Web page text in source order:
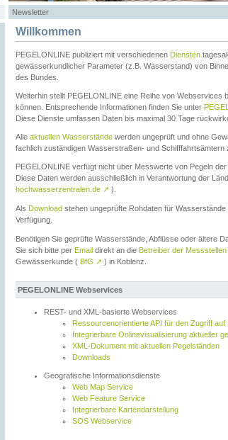
Newsletter
Willkommen
PEGELONLINE publiziert mit verschiedenen Diensten
gewässerkundlicher Parameter (z.B. Wasserstand) von
des Bundes.
Weiterhin stellt PEGELONLINE eine Reihe von Webservices
können. Entsprechende Informationen finden Sie unter
Diese Dienste umfassen Daten bis maximal 30 Tage
Alle aktuellen Wasserstände werden ungeprüft und ohne
fachlich zuständigen Wasserstraßen- und Schifffahrtsämtern
PEGELONLINE verfügt nicht über Messwerte von Pegeln der
Diese Daten werden ausschließlich in Verantwortung der
hochwasserzentralen.de ↗ ).
Als Download stehen ungeprüfte Rohdaten für
Verfügung.
Benötigen Sie geprüfte Wasserstände, Abflüsse oder ältere
Sie sich bitte per Email direkt an die Betreiber der Messstellen
Gewässerkunde ( BfG ↗ ) in Koblenz.
PEGELONLINE Webservices
REST- und XML-basierte Webservices
Ressourcenorientierte API für den Zugriff auf
Integrierbare Onlinevisualisierung aktueller
XML-Dokument mit aktuellen Pegelständen
Downloads
Geografische Informationsdienste
Web Map Service
Web Feature Service
Integrierbare Kartendarstellung
SOS Webservice